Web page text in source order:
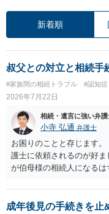
新着順
叔父との対立と相続手
#家族間の相続トラブル #認知
2026年7月22日
相続・遺言に強い弁護
小寺 弘通 弁護士
お困りのことと存じます
護士に依頼されるのが好
が伯母様の相続人になる
に呼ばれなかったことに
いる部分に関しては、 現
成年後見の手続きを止